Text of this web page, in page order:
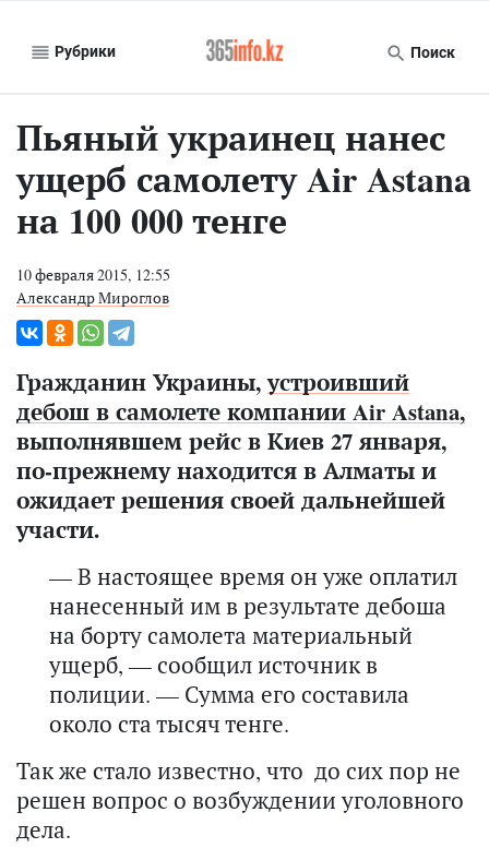
Рубрики Поиск
Пьяный украинец нанес
ущерб самолету Air Astana
на 100 000 тенге
10 февраля 2015, 12:55
Александр Мироглов
Гражданин Украины,устроивший
дебош в самолете компании Air Astana,
выполнявшем рейс в Киев 27 января,
по-прежнему находится в Алматы и
ожидает решения своей дальнейшей
участи.
— В настоящее время он уже оплатил
нанесенный им в результате дебоша
на борту самолета материальный
ущерб, — сообщил источник в
полиции. — Сумма его составила
около ста тысяч тенге.
Так же стало известно, что до сих пор не
решен вопрос о возбуждении уголовного
дела.